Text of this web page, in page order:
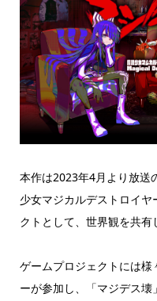
本作は2023年4月より放送
少女マジカルデストロイ
クトとして、世界観を共有
ゲームプロジェクトには
ーが参加し、「マジデス